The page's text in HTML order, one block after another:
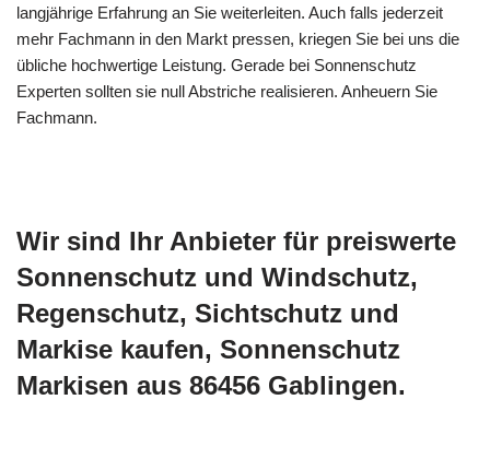
langjährige Erfahrung an Sie weiterleiten. Auch falls jederzeit
mehr Fachmann in den Markt pressen, kriegen Sie bei uns die
übliche hochwertige Leistung. Gerade bei Sonnenschutz
Experten sollten sie null Abstriche realisieren. Anheuern Sie
Fachmann.
Wir sind Ihr Anbieter für preiswerte
Sonnenschutz und Windschutz,
Regenschutz, Sichtschutz und
Markise kaufen, Sonnenschutz
Markisen aus 86456 Gablingen.